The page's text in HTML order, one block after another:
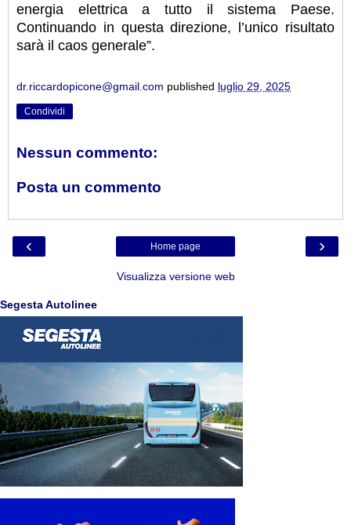
energia elettrica a tutto il sistema Paese.
Continuando in questa direzione, l’unico risultato
sarà il caos generale”.
dr.riccardopicone@gmail.com published luglio 29, 2025
Condividi
Nessun commento:
Posta un commento
‹ ›
Home page
Visualizza versione web
Segesta Autolinee